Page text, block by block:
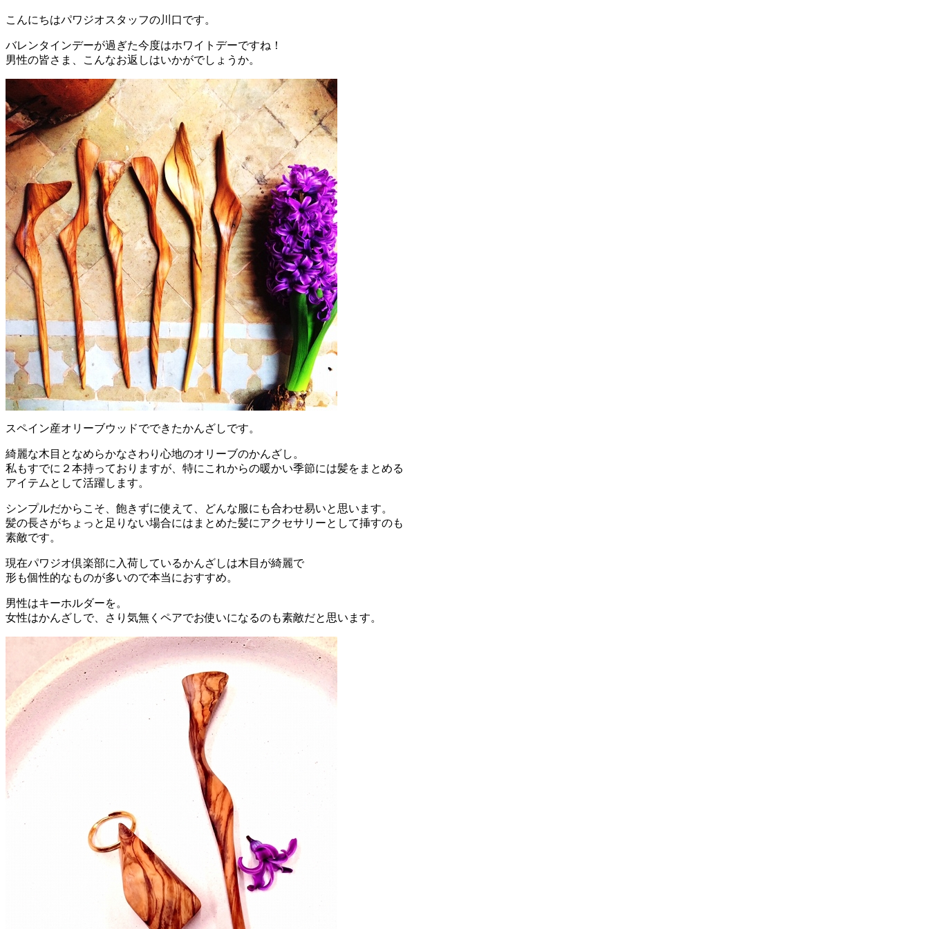
こんにちはパワジオスタッフの川口です。
バレンタインデーが過ぎた今度はホワイトデーですね！
男性の皆さま、こんなお返しはいかがでしょうか。
スペイン産オリーブウッドでできたかんざしです。
綺麗な木目となめらかなさわり心地のオリーブのかんざし。
私もすでに２本持っておりますが、特にこれからの暖かい季節には髪をまとめる
アイテムとして活躍します。
シンプルだからこそ、飽きずに使えて、どんな服にも合わせ易いと思います。
髪の長さがちょっと足りない場合にはまとめた髪にアクセサリーとして挿すのも
素敵です。
現在パワジオ倶楽部に入荷しているかんざしは木目が綺麗で
形も個性的なものが多いので本当におすすめ。
男性はキーホルダーを。
女性はかんざしで、さり気無くペアでお使いになるのも素敵だと思います。